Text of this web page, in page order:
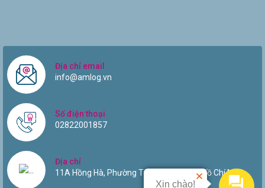
Địa chỉ email
info@amlog.vn
Số điện thoại
02822001857
Địa chỉ
11A Hồng Hà, Phường Tân Sơn Hòa, TP Hồ Chí Minh.
Xin chào!